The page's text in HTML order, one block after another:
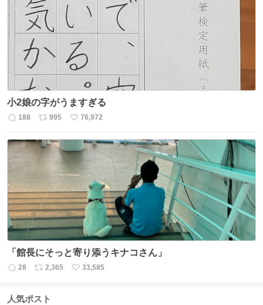
ト
数
小2娘の字がうますぎる
返
数
188
リ
ス
995
い
ね
76,972
「館長にそっと寄り添うキナコさん」
返
数
28
リ
ス
2,365
い
33,585
人気ポスト